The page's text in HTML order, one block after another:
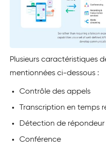
Plusieurs caractéristiques
mentionnées ci-dessous :
Contrôle des appels
Transcription en temps
Détection de répondeur
Conférence